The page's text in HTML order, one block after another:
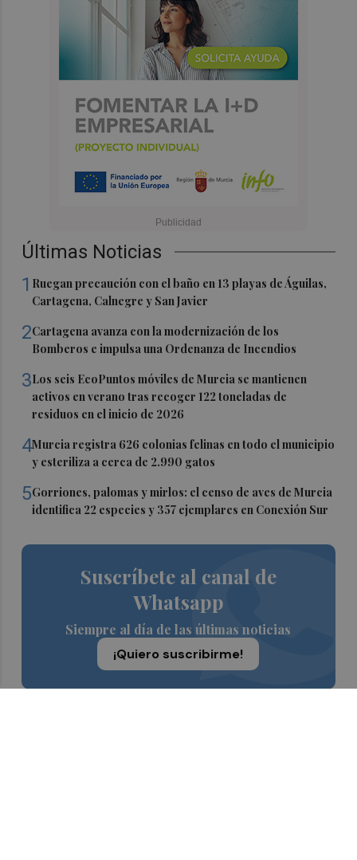
Últimas Noticias
1 Ruegan precaución con el baño en 13 playas de Águilas,
Cartagena, Calnegre y San Javier
2Cartagena avanza con la modernización de los
Bomberos e impulsa una Ordenanza de Incendios
3Los seis EcoPuntos móviles de Murcia se mantienen
activos en verano tras recoger 122 toneladas de
residuos en el inicio de 2026
4Murcia registra 626 colonias felinas en todo el municipio
y esteriliza a cerca de 2.990 gatos
5Gorriones, palomas y mirlos: el censo de aves de Murcia
identifica 22 especies y 357 ejemplares en Conexión Sur
Suscríbete al canal de
Whatsapp
Siempre al día de las últimas noticias
¡Quiero suscribirme!